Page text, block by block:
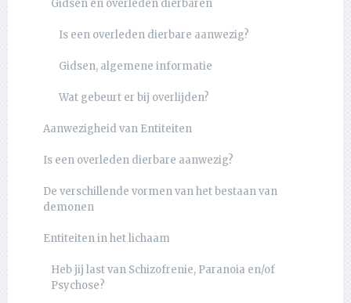
Gidsen en overleden dierbaren
Is een overleden dierbare aanwezig?
Gidsen, algemene informatie
Wat gebeurt er bij overlijden?
Aanwezigheid van Entiteiten
Is een overleden dierbare aanwezig?
De verschillende vormen van het bestaan van
demonen
Entiteiten in het lichaam
Heb jij last van Schizofrenie, Paranoia en/of
Psychose?